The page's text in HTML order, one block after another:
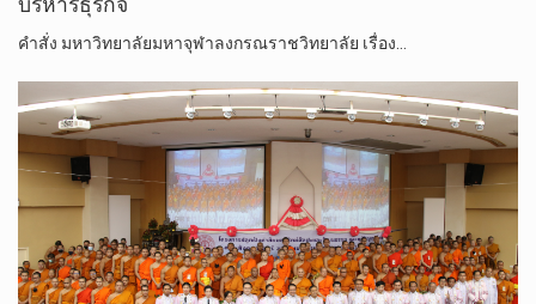
คำสั่ง​ มหา​วิทยาลัย​มหา​จุฬา​ลง​ก​รณ​ราช​วิทยาลัย เรื่อง​…